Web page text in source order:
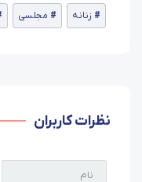
زنانه مجلسی
نظرات کاربران